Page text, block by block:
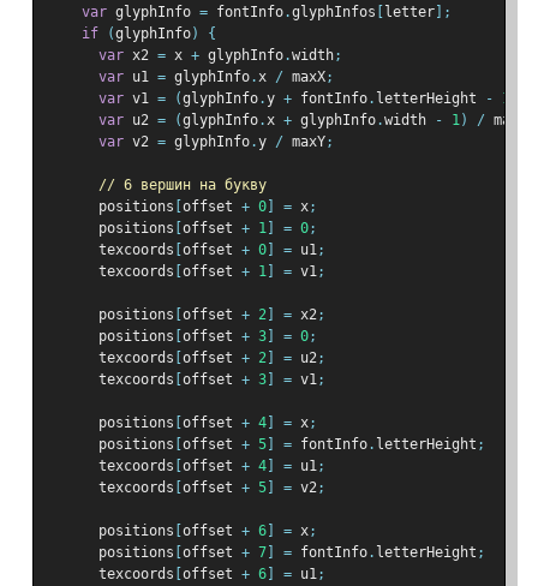
var glyphInfo = fontInfo.glyphInfos letter ];
if
(glyphInfo)
{
var x2 = x + glyphInfo.width;
var u1 = glyphInfo.x / maxX;
var v1 = (glyphInfo.y + fontInfo. letterHeight - 1
var u2 = (glyphInfo.x + glyphInfo.width - 1) / maxX
var v2 = glyphInfo.y / maxY;
// 6 вершин на букву
      positions
offset + 0 = x;
      positions
offset + 1 = 0;
      texcoords
offset + 0 = u1;
      texcoords
offset + 1 = v1;
      positions
offset + 2 = x2;
      positions
offset + 3 = 0;
      texcoords
offset + 2 = u2;
      texcoords
offset + 3 = v1;
      positions
offset + 4 = x;
      positions
offset + 5 = fontInfo. letterHeight ;
      texcoords
offset + 4 = u1;
      texcoords
offset + 5 = v2;
      positions
offset + 6 = x;
      positions
offset + 7 = fontInfo. letterHeight ;
      texcoords
offset + 6 = u1;